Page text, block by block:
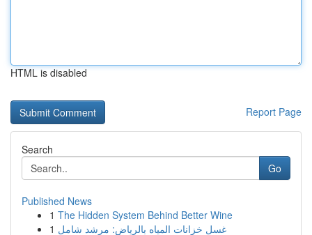
HTML is disabled
Report Page
Search
Go
Published News
1 The Hidden System Behind Better Wine
1 غسل خزانات المياه بالرياض: مرشد شامل